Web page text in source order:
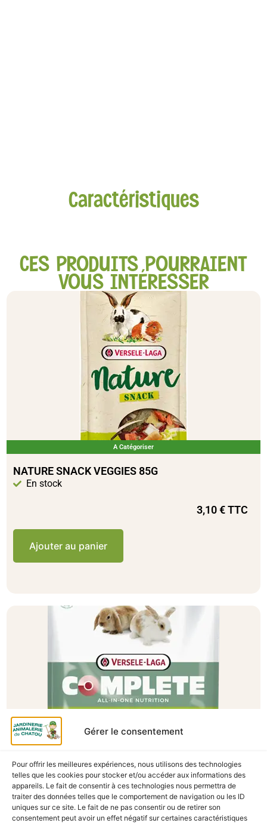
Gérer le consentement
Pour offrir les meilleures expériences, nous utilisons des technologies
telles que les cookies pour stocker et/ou accéder aux informations des
appareils. Le fait de consentir à ces technologies nous permettra de
traiter des données telles que le comportement de navigation ou les ID
uniques sur ce site. Le fait de ne pas consentir ou de retirer son
consentement peut avoir un effet négatif sur certaines caractéristiques
Caractéristiques
CES PRODUITS POURRAIENT
VOUS INTÉRESSER
A Catégoriser
NATURE SNACK VEGGIES 85G
En stock
3,10€TTC
Ajouter au panier
A Catégoriser
CUNI COMPLETE JUNIOR 500GR
En stock